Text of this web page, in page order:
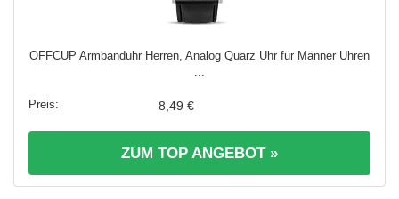
OFFCUP Armbanduhr Herren, Analog Quarz Uhr für Männer Uhren
8,49 €
ZUM TOP ANGEBOT »